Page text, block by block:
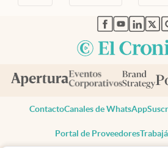
abre enabre en
abre
ContactoCanales de WhatsApp
Portal de Proveedores